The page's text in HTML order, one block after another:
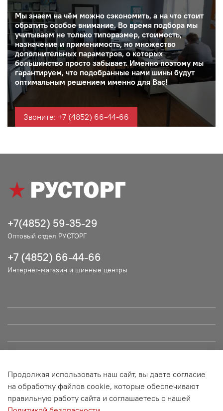
Мы знаем на чём можно сэкономить, а на что стоит
обратить особое внимание. Во время подбора мы
учитываем не только типоразмер, стоимость,
назначение и применимость, но множество
дополнительных параметров, о которых
большинство просто забывает. Именно поэтому мы
гарантируем, что подобранные нами шины будут
оптимальным решением именно для Вас!
Звоните: +7 (4852) 66-44-66
+7(4852) 59-35-29
Оптовый отдел РУСТОРГ
+7 (4852) 66-44-66
Интернет-магазин и шинные центры
© ООО "РУСТОРГ", 2021. Сайт не является публичной офертой
и носит информационный характер. Все материалы данного
сайта являются объектами авторского права (в том числе
Продолжая использовать наш сайт, вы даете согласие
на обработку файлов cookie, которые обеспечивают
правильную работу сайта и соглашаетесь с нашей